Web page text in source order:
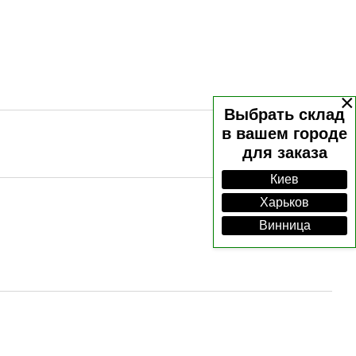
×
Выбрать склад
в вашем городе
для заказа
Киев
Харьков
Винница